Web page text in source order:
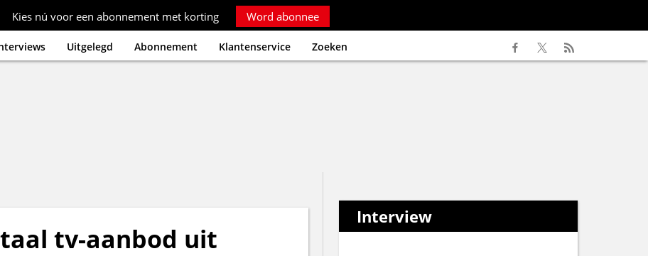
Kies nú voor een abonnement met korting Word abonnee
Uitgelegd Abonnement Klantenservice Zoeken
tv-aanbod uit
Interview